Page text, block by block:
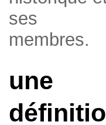
ses
membres.
une